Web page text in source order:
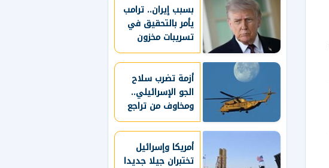
بسبب إيران.. ترامب
يأمر بالتحقيق في
تسريبات مخزون
الذخائر الأمريكية
أزمة تضرب سلاح
الجو الإسرائيلي..
ومخاوف من تراجع
الجاهزية العسكرية
أمريكا وإسرائيل
تختبران جيلا جديدا